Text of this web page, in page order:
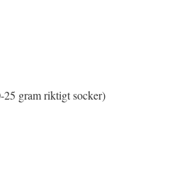
25 gram riktigt socker)